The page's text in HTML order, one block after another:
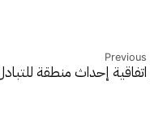
إحداث منطقة